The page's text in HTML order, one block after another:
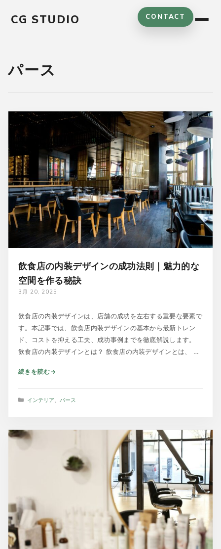
CG STUDIO CONTACT
パース
飲食店の内装デザインの成功法則｜魅力的な
空間を作る秘訣
3月 20, 2025
飲食店の内装デザインは、店舗の成功を左右する重要な要素で
す。本記事では、飲食店内装デザインの基本から最新トレン
ド、コストを抑える工夫、成功事例までを徹底解説します。
飲食店の内装デザインとは？ 飲食店の内装デザインとは、 …
続きを読む
カ
ー
インテリア、 パース